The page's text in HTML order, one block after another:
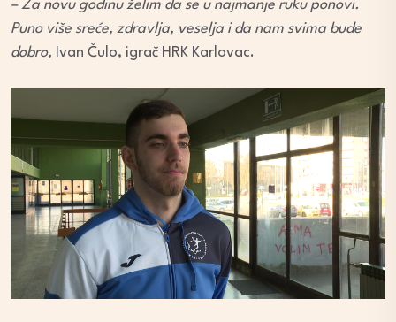
– Za novu godinu želim da se u najmanje ruku ponovi.
Puno više sreće, zdravlja, veselja i da nam svima bude
dobro, Ivan Čulo, igrač HRK Karlovac.